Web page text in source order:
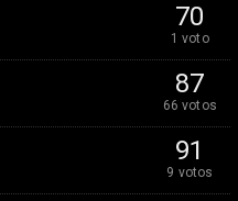
70
1 voto
87
66 votos
91
9 votos